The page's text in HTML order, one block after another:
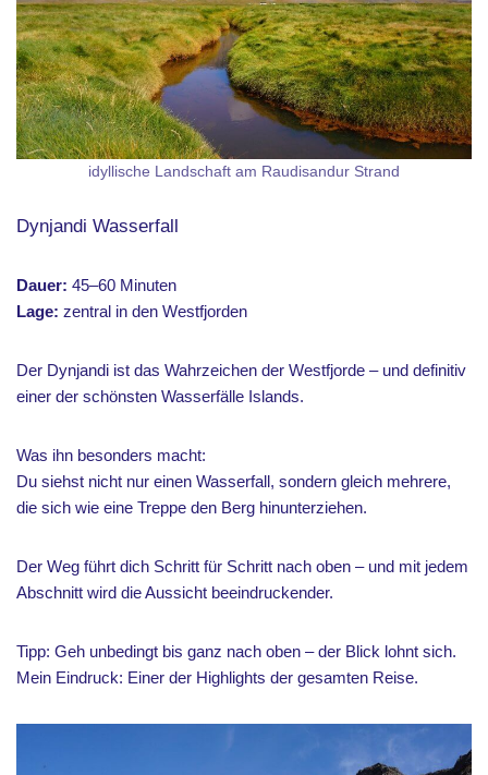
idyllische Landschaft am Raudisandur Strand
Dynjandi Wasserfall
Dauer: 45–60 Minuten
Lage: zentral in den Westfjorden
Der Dynjandi ist das Wahrzeichen der Westfjorde – und definitiv
einer der schönsten Wasserfälle Islands.
Was ihn besonders macht:
Du siehst nicht nur einen Wasserfall, sondern gleich mehrere,
die sich wie eine Treppe den Berg hinunterziehen.
Der Weg führt dich Schritt für Schritt nach oben – und mit jedem
Abschnitt wird die Aussicht beeindruckender.
Tipp: Geh unbedingt bis ganz nach oben – der Blick lohnt sich.
Mein Eindruck: Einer der Highlights der gesamten Reise.